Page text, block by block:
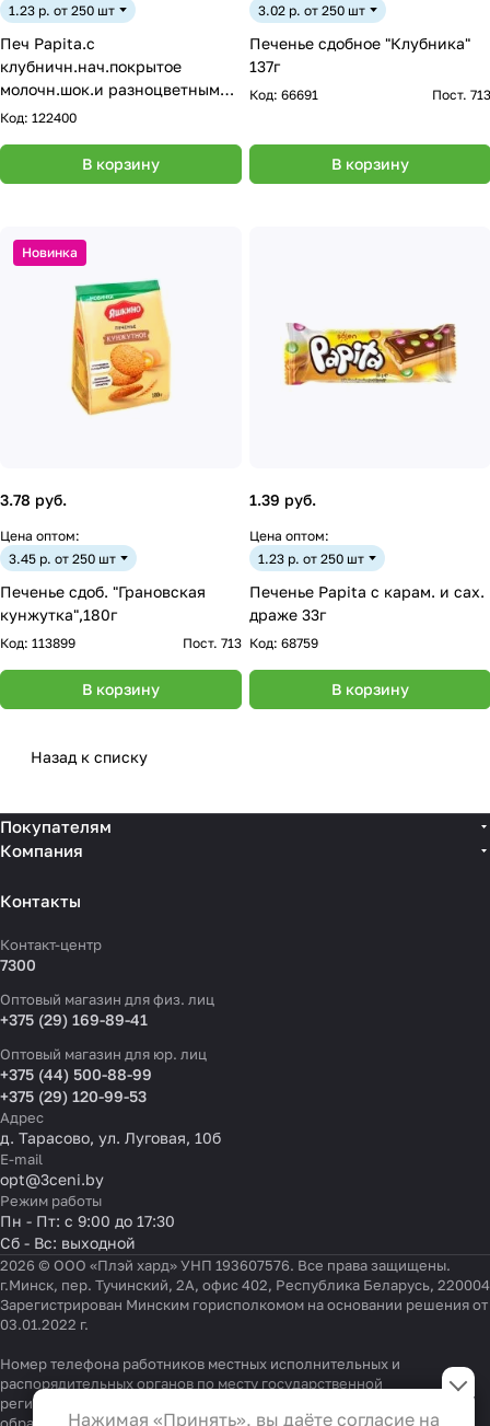
1.23 р. от 250 шт
Печ Papita.с
клубничн.нач.покрытое
молочн.шок.и разноцветным
сахарн.драже Papita 33г
Код: 122400
В корзину
3.02 р. от 250 шт
Печенье сдобное "Клубника"
137г
Код: 66691 Пост. 713
В корзину
Новинка
3.78 руб.
Цена оптом:
3.45 р. от 250 шт
Печенье сдоб. "Грановская
кунжутка",180г
Код: 113899 Пост. 713
В корзину
1.39 руб.
Цена оптом:
1.23 р. от 250 шт
Печенье Papita с карам. и сах.
драже 33г
Код: 68759
В корзину
Назад к списку
Покупателям
Компания
Контакты
Контакт-центр
7300
Оптовый магазин для физ. лиц
+375 (29) 169-89-41
Оптовый магазин для юр. лиц
+375 (44) 500-88-99
+375 (29) 120-99-53
Адрес
д. Тарасово, ул. Луговая, 10б
E-mail
opt@3ceni.by
Режим работы
Пн - Пт: с 9:00 до 17:30
Сб - Вс: выходной
2026 © ООО «Плэй хард» УНП 193607576. Все права защищены.
г.Минск, пер. Тучинский, 2А, офис 402, Республика Беларусь, 220004
Зарегистрирован Минским горисполкомом на основании решения от
03.01.2022 г.
Номер телефона работников местных исполнительных и
распорядительных органов по месту государственной
регистрации ООО «Плэй хард», уполномоченных рассматривать
Настройки файлов cookie
Функциональные
Нажимая «Принять», вы даёте согласие на